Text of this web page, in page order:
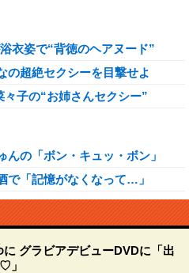
衣姿で“背徳のヘアヌード”
の超絶セクシーを目撃せよ
子の“お姉さんセクシー”
の「ボン・キュッ・ボン」
で「記憶がなくなって…」
グラビアデビューDVDに「出
」